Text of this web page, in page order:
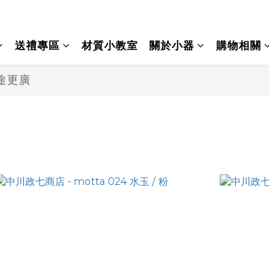
送禮專區 材質小教室 關於小器 購物相關
更廣